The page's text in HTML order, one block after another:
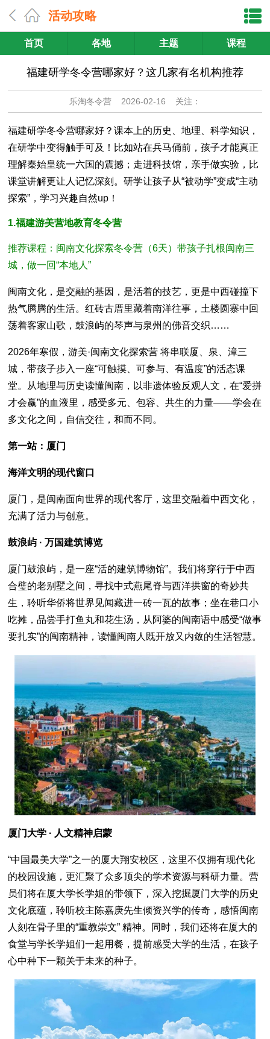
活动攻略
首页 各地 主题 课程
福建研学冬令营哪家好？这几家有名机构推荐
乐淘冬令营2026-02-16 关注：
福建研学冬令营哪家好？课本上的历史、地理、科学知识，
在研学中变得触手可及！比如站在兵马俑前，孩子才能真正
理解秦始皇统一六国的震撼；走进科技馆，亲手做实验，比
课堂讲解更让人记忆深刻。研学让孩子从“被动学”变成“主动
探索”，学习兴趣自然up！
1.福建游美营地教育冬令营
推荐课程：闽南文化探索冬令营（6天）带孩子扎根闽南三
城，做一回“本地人”
闽南文化，是交融的基因，是活着的技艺，更是中西碰撞下
热气腾腾的生活。红砖古厝里藏着南洋往事，土楼圆寨中回
荡着客家山歌，鼓浪屿的琴声与泉州的佛音交织……
2026年寒假，游美·闽南文化探索营 将串联厦、泉、漳三
城，带孩子步入一座“可触摸、可参与、有温度”的活态课
堂。从地理与历史读懂闽南，以非遗体验反观人文，在“爱拼
才会赢”的血液里，感受多元、包容、共生的力量——学会在
多文化之间，自信交往，和而不同。
第一站：厦门
海洋文明的现代窗口
厦门，是闽南面向世界的现代客厅，这里交融着中西文化，
充满了活力与创意。
鼓浪屿 · 万国建筑博览
厦门鼓浪屿，是一座“活的建筑博物馆”。我们将穿行于中西
合璧的老别墅之间，寻找中式燕尾脊与西洋拱窗的奇妙共
生，聆听华侨将世界见闻藏进一砖一瓦的故事；坐在巷口小
吃摊，品尝手打鱼丸和花生汤，从阿婆的闽南语中感受“做事
要扎实”的闽南精神，读懂闽南人既开放又内敛的生活智慧。
厦门大学 · 人文精神启蒙
“中国最美大学”之一的厦大翔安校区，这里不仅拥有现代化
的校园设施，更汇聚了众多顶尖的学术资源与科研力量。营
员们将在厦大学长学姐的带领下，深入挖掘厦门大学的历史
文化底蕴，聆听校主陈嘉庚先生倾资兴学的传奇，感悟闽南
人刻在骨子里的“重教崇文” 精神。同时，我们还将在厦大的
食堂与学长学姐们一起用餐，提前感受大学的生活，在孩子
心中种下一颗关于未来的种子。